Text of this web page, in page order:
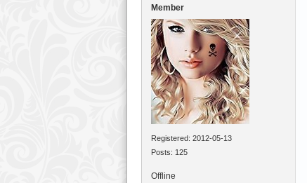
Member
Registered: 2012-05-13
Posts: 125
Offline